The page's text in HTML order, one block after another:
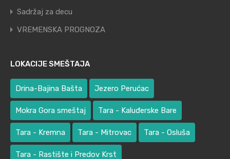
Sadržaj za decu
VREMENSKA PROGNOZA
LOKACIJE SMEŠTAJA
Drina-Bajina Bašta Jezero Perućac
Mokra Gora smeštaj Tara - Kaluđerske Bare
Tara - Kremna Tara - Mitrovac Tara - Osluša
Tara - Rastište i Predov Krst